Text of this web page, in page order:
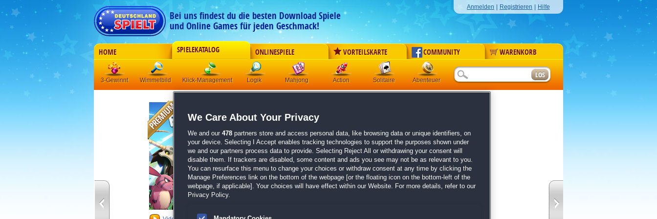
Bei uns findest du die besten Download Spiele
und Online Games für jeden Geschmack!
Anmelden Registrieren Hilfe
HOME SPIELEKATALOG ONLINESPIELE VORTEILSKARTE COMMUNITY WARENKORB
3-Gewinnt Wimmelbild Klick-Management Logik Mahjong Action Solitaire Abenteuer
Beasties
Originaltitel:
rokapublish
von3 Mitgliedern
Abenteuer | Größe: 357.9 MB
Erlebe eine farbenfrohe und handgemalte Welt
We Care About Your Privacy
We and our 478 partners store and access personal data, like browsing data or unique identifiers, on
your device. Selecting I Accept enables tracking technologies to support the purposes shown under
we and our partners process data to provide. Selecting Reject All or withdrawing your consent will
disable them. If trackers are disabled, some content and ads you see may not be as relevant to you.
You can resurface this menu to change your choices or withdraw consent at any time by clicking the
Manage Preferences link on the bottom of the webpage [or the floating icon on the bottom-left of the
webpage, if applicable]. Your choices will have effect within our Website. For more details, refer to our
Privacy Policy.